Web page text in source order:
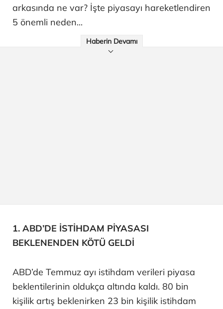
arkasında ne var? İşte piyasayı hareketlendiren
5 önemli neden...
Haberin Devamı
1. ABD’DE İSTİHDAM PİYASASI
BEKLENENDEN KÖTÜ GELDİ
ABD’de Temmuz ayı istihdam verileri piyasa
beklentilerinin oldukça altında kaldı. 80 bin
kişilik artış beklenirken 23 bin kişilik istihdam